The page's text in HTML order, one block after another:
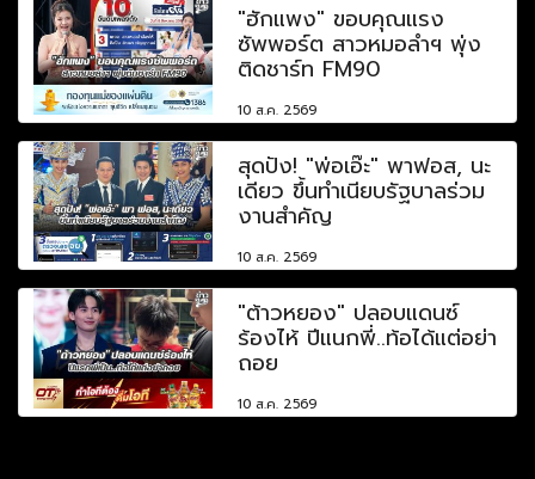
"ฮักแพง" ขอบคุณแรง
ซัพพอร์ต สาวหมอลำฯ พุ่ง
ติดชาร์ท FM90
10 ส.ค. 2569
สุดปัง! "พ่อเอ๊ะ" พาฟอส, นะ
เดียว ขึ้นทำเนียบรัฐบาลร่วม
งานสำคัญ
10 ส.ค. 2569
"ต้าวหยอง" ปลอบแดนซ์
ร้องไห้ ปีแนกพี่..ท้อได้แต่อย่า
ถอย
10 ส.ค. 2569